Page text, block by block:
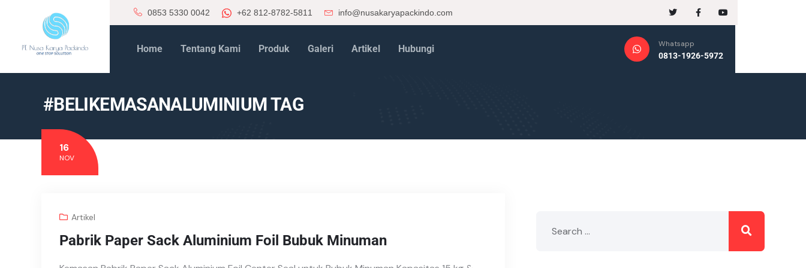
0853 5330 0042 +62 812-8782-5811 info@nusakaryapackindo.com
Home Tentang Kami Produk Galeri Artikel Hubungi
Whatsapp
0813-1926-5972
#BELIKEMASANALUMINIUM TAG
16
NOV
Artikel
Pabrik Paper Sack Aluminium Foil Bubuk Minuman